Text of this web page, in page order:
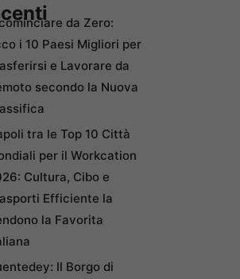
da Zero:
i 10 Paesi Migliori per
e Lavorare da
secondo la Nuova
tra le Top 10 Città
per il Workcation
Cultura, Cibo e
Efficiente la
la Favorita
Il Borgo di